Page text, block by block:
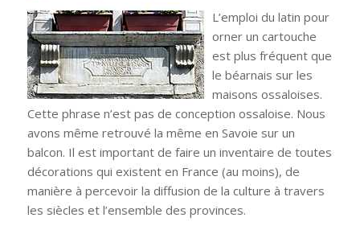
L’emploi du latin pour
orner un cartouche
est plus fréquent que
le béarnais sur les
maisons ossaloises.
Cette phrase n’est pas de conception ossaloise. Nous
avons même retrouvé la même en Savoie sur un
balcon. Il est important de faire un inventaire de toutes
décorations qui existent en France (au moins), de
manière à percevoir la diffusion de la culture à travers
les siècles et l’ensemble des provinces.